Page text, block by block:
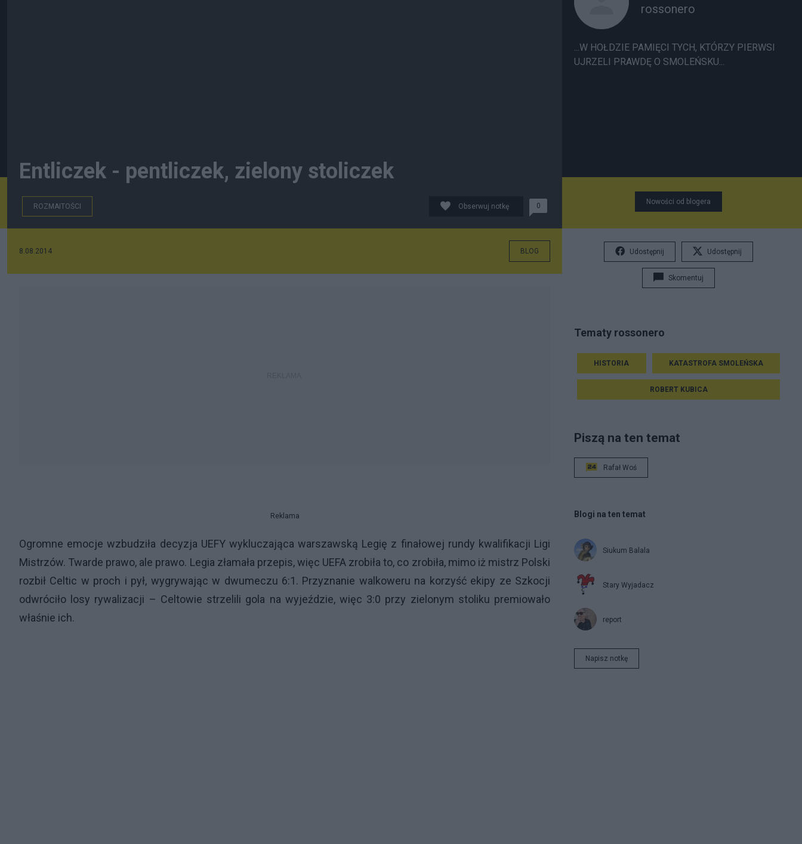
Entliczek - pentliczek, zielony stoliczek
ROZMAITOŚCI Obserwuj notkę 0
8.08.2014 BLOG
Reklama
Ogromne emocje wzbudziła decyzja UEFY wykluczająca warszawską Legię z finałowej rundy kwalifikacji Ligi
Mistrzów. Twarde prawo, ale prawo. Legia złamała przepis, więc UEFA zrobiła to, co zrobiła, mimo iż mistrz Polski
rozbił Celtic w proch i pył, wygrywając w dwumeczu 6:1. Przyznanie walkoweru na korzyść ekipy ze Szkocji
odwróciło losy rywalizacji – Celtowie strzelili gola na wyjeździe, więc 3:0 przy zielonym stoliku premiowało
właśnie ich.
rossonero
...W HOŁDZIE PAMIĘCI TYCH, KTÓRZY PIERWSI
UJRZELI PRAWDĘ O SMOLEŃSKU...
Nowości od blogera
Udostępnij Udostępnij
Skomentuj
Tematy rossonero
HISTORIA KATASTROFA SMOLEŃSKA
ROBERT KUBICA
Piszą na ten temat
Rafał Woś
Blogi na ten temat
Siukum Balala
Stary Wyjadacz
report
Napisz notkę